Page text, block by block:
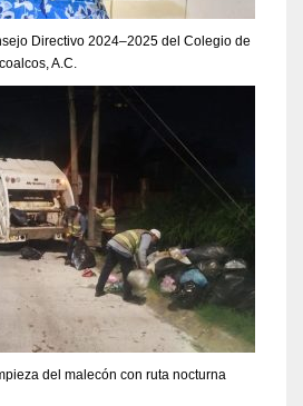
Directivo 2024–2025 del Colegio de
A.C.
del malecón con ruta nocturna